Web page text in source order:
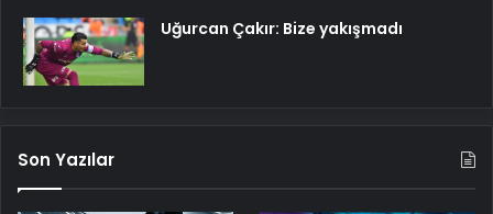
Uğurcan Çakır: Bize yakışmadı
Son Yazılar